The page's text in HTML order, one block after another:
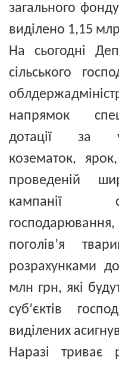
загального
виділено 1,15
На сьогодні
сільського
напрямок
дотації за
козематок,
проведеній
кампанії
господарювання,
поголів’я
розрахунками
млн грн, які
суб’єктів
виділених
Наразі триває